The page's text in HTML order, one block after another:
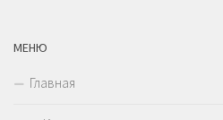
МЕНЮ
Главная